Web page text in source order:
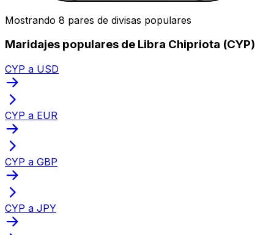
Mostrando 8 pares de divisas populares
Maridajes populares de Libra Chipriota (CYP)
CYP a USD
CYP a EUR
CYP a GBP
CYP a JPY